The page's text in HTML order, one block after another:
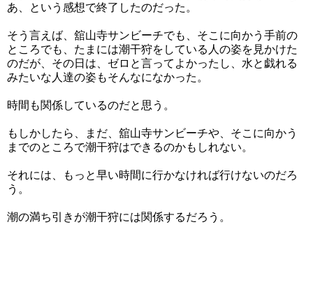
あ、という感想で終了したのだった。
そう言えば、舘山寺サンビーチでも、そこに向かう手前の
ところでも、たまには潮干狩をしている人の姿を見かけた
のだが、その日は、ゼロと言ってよかったし、水と戯れる
みたいな人達の姿もそんなになかった。
時間も関係しているのだと思う。
もしかしたら、まだ、舘山寺サンビーチや、そこに向かう
までのところで潮干狩はできるのかもしれない。
それには、もっと早い時間に行かなければ行けないのだろ
う。
潮の満ち引きが潮干狩には関係するだろう。